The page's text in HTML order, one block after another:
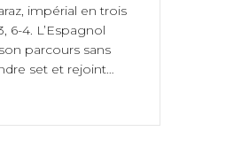
impérial en trois
6-4. L’Espagnol
parcours sans
set et rejoint…